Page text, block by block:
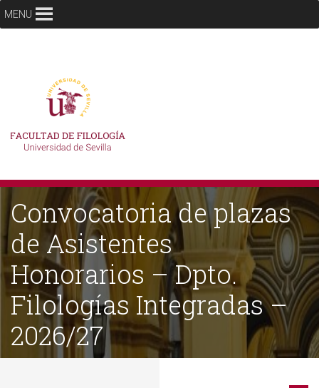
MENU
Convocatoria de plazas
de Asistentes
Honorarios – Dpto.
Filologías Integradas –
2026/27